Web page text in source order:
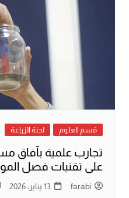
قسم العلوم لجنة الزراعة
تجارب علمية بآفاق
على تقنيات فصل
farabi 13 يناير، 2026